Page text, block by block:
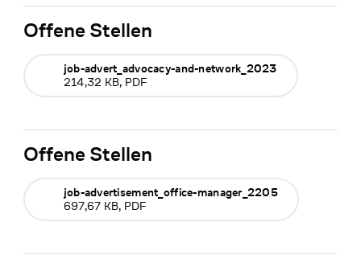
Offene Stellen
job-advert_advocacy-and-network_2023
214,32 KB, PDF
Offene Stellen
job-advertisement_office-manager_2205
697,67 KB, PDF